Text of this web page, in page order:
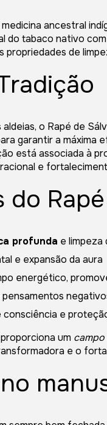
medicina ancestral
do tabaco nativo
propriedades de
o Rapé de
garantir a máxima
está associada à
e
do
profunda e limpeza
e expansão da aura
energético,
pensamentos
e
um campo
e o